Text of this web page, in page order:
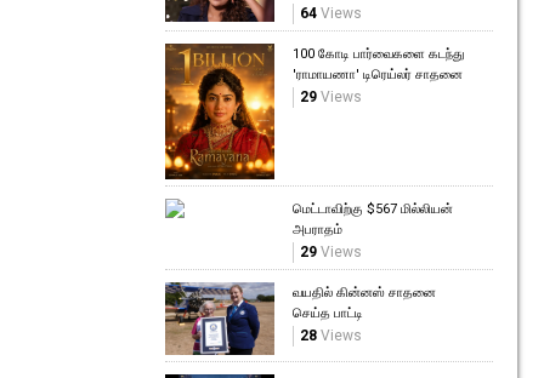
64 Views
100 கோடி பார்வைகளை கடந்து
'ராமாயணா' டிரெய்லர் சாதனை
29 Views
மெட்டாவிற்கு $567 மில்லியன்
அபராதம்
29 Views
வயதில் கின்னஸ் சாதனை
செய்த பாட்டி
28 Views